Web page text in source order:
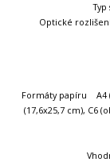
Optické
Formáty papíru A4
(17,6x25,7 cm), C6